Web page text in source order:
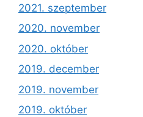
2021. szeptember
2020. november
2020. október
2019. december
2019. november
2019. október